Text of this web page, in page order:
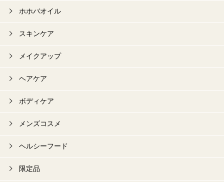
ホホバオイル
スキンケア
メイクアップ
ヘアケア
ボディケア
メンズコスメ
ヘルシーフード
限定品